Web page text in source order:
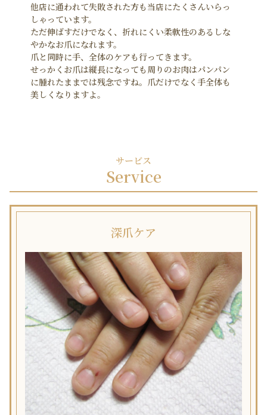
他店に通われて失敗された方も当店にたくさんいらっ
しゃっています。
ただ伸ばすだけでなく、折れにくい柔軟性のあるしな
やかなお爪になれます。
爪と同時に手、全体のケアも行ってきます。
せっかくお爪は縦長になっても周りのお肉はパンパン
に腫れたままでは残念ですね。爪だけでなく手全体も
美しくなりますよ。
サービス
Service
深爪ケア